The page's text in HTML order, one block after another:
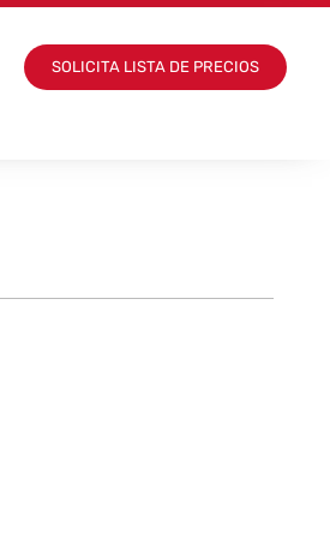
SOLICITA LISTA DE PRECIOS